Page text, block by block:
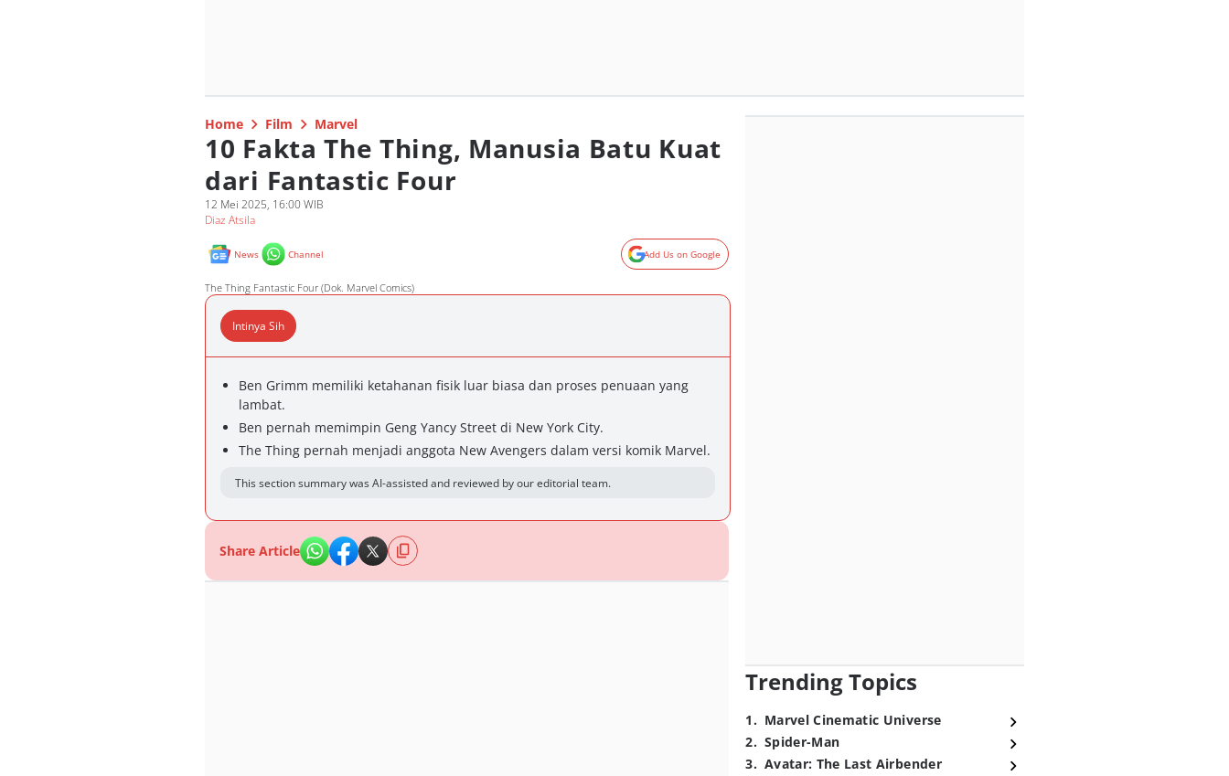
Home Film Marvel
10 Fakta The Thing, Manusia Batu Kuat
dari Fantastic Four
12 Mei 2025, 16:00 WIB
Diaz Atsila
News Channel Add Us on Google
The Thing Fantastic Four (Dok. Marvel Comics)
Intinya Sih
Ben Grimm memiliki ketahanan fisik luar biasa dan proses penuaan yang
lambat.
Ben pernah memimpin Geng Yancy Street di New York City.
The Thing pernah menjadi anggota New Avengers dalam versi komik Marvel.
This section summary was AI-assisted and reviewed by our editorial team.
Share Article
Trending Topics
1. Marvel Cinematic Universe
2. Spider-Man
3. Avatar: The Last Airbender